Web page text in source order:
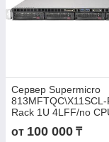
Сервер Supermicro
813MFTQC\X11SCL-
Rack 1U 4LFF/no
xeon E-series/no
HDD hs/RAID
от 100 000 ₸